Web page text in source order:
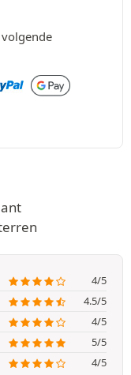
4/5
4.5/5
4/5
5/5
4/5